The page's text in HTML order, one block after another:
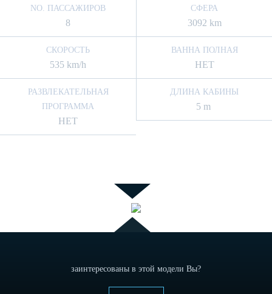
NO. ПАССАЖИРОВ
8
СФЕРА
3092 km
СКОРОСТЬ
535 km/h
ВАННА ПОЛНАЯ
НЕТ
РАЗВЛЕКАТЕЛЬНАЯ
ПРОГРАММА
НЕТ
ДЛИНА КАБИНЫ
5 m
заинтересованы в этой модели Вы?